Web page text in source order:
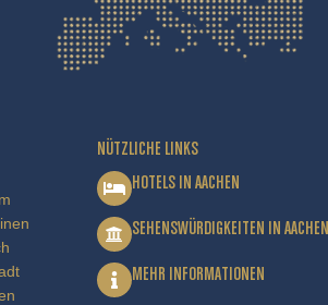
NÜTZLICHE LINKS
HOTELS IN AACHEN
SEHENSWÜRDIGKEITEN IN AACHEN
MEHR INFORMATIONEN